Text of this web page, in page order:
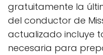
gratuitamente la
del conductor de
actualizado incluye
necesaria para